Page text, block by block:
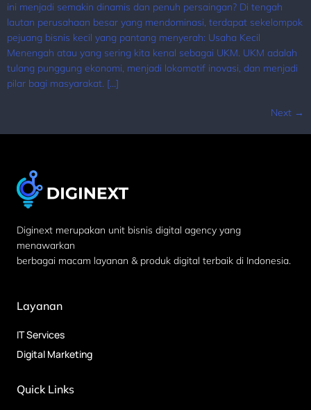
ini menjadi semakin dinamis dan penuh persaingan? Di tengah
lautan perusahaan besar yang mendominasi, terdapat sekelompok
pejuang bisnis kecil yang pantang menyerah: Usaha Kecil
Menengah atau yang sering kita kenal sebagai UKM. UKM adalah
tulang punggung ekonomi, menjadi lokomotif inovasi, dan menjadi
pilar bagi masyarakat. […]
Next →
Diginext merupakan unit bisnis digital agency yang
menawarkan
berbagai macam layanan & produk digital terbaik di Indonesia.
Layanan
IT Services
Digital Marketing
Quick Links